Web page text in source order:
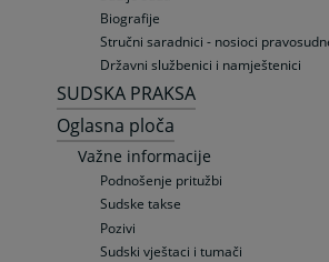
Biografije
Stručni saradnici - nosioci
Državni službenici i namještenici
SUDSKA PRAKSA
Oglasna ploča
Važne informacije
Podnošenje pritužbi
Sudske takse
Pozivi
Sudski vještaci i tumači